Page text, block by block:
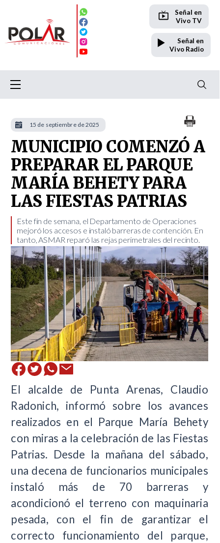
Señal en
Vivo TV
Señal en
Vivo Radio
MUNICIPIO COMENZÓ A
PREPARAR EL PARQUE
MARÍA BEHETY PARA
LAS FIESTAS PATRIAS
​Este fin de semana, el Departamento de Operaciones
mejoró los accesos e instaló barreras de contención. En
tanto, ASMAR reparó las rejas perimetrales del recinto.
El alcalde de Punta Arenas, Claudio
Radonich, informó sobre los avances
realizados en el Parque María Behety
con miras a la celebración de las Fiestas
Patrias. Desde la mañana del sábado,
una decena de funcionarios municipales
instaló más de 70 barreras y
acondicionó el terreno con maquinaria
pesada, con el fin de garantizar el
correcto funcionamiento del parque,
15 de septiembre de 2025